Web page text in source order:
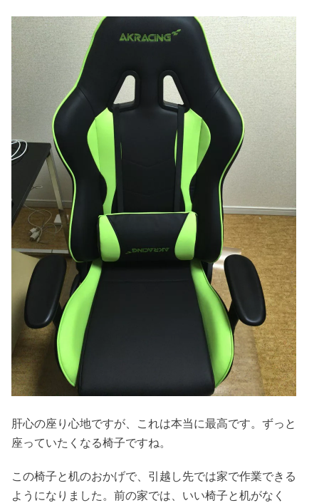
肝心の座り心地ですが、これは本当に最高です。ずっと
座っていたくなる椅子ですね。
この椅子と机のおかげで、引越し先では家で作業できる
ようになりました。前の家では、いい椅子と机がなく